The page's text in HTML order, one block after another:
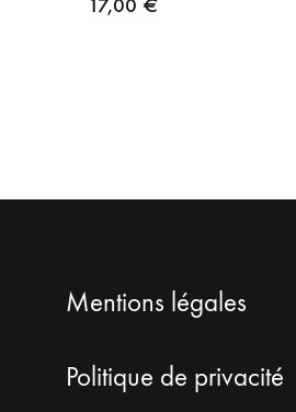
17,00 €
Mentions légales
Politique de privacité